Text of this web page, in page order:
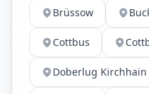
Brüssow
Cottbus
Doberlug Kirchhain